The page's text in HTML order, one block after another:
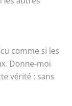
comme si les
Donne-moi
vérité : sans